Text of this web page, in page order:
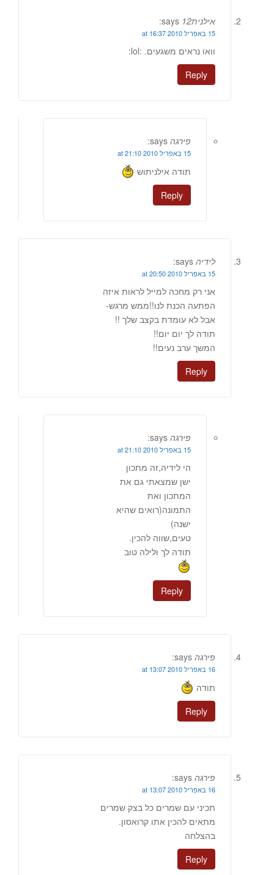
אילנית12 says:
15 באפריל 2010 at 16:37
וואו נראים משגעים. :lol:
Reply
פירגה says:
15 באפריל 2010 at 21:10
תודה אילניתוש
Reply
לידיה says:
15 באפריל 2010 at 20:50
אני רק מחכה למייל לראות איזה
הפתעה הכנת לנו!!ממש מרגש-
אבל לא עומדת בקצב שלך !!
תודה לך יום יום!!
המשך ערב נעים!!
Reply
פירגה says:
15 באפריל 2010 at 21:10
הי לידיה,זה מתכון
ישן שמצאתי גם את
המתכון ואת
התמונה(רואים שהיא
ישנה)
טעים,שווה להכין.
תודה לך ולילה טוב
Reply
פירגה says:
16 באפריל 2010 at 13:07
תודה
Reply
פירגה says:
16 באפריל 2010 at 13:07
תכיני עם שמרים כל בצק שמרים
מתאים להכין אתו קרואסון.
בהצלחה
Reply